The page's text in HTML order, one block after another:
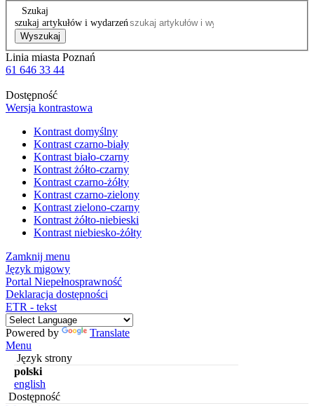
Szukaj
szukaj artykułów i wydarzeń
Wyszukaj
Linia miasta Poznań
61 646 33 44
Dostępność
Wersja kontrastowa
Kontrast domyślny
Kontrast czarno-biały
Kontrast biało-czarny
Kontrast żółto-czarny
Kontrast czarno-żółty
Kontrast czarno-zielony
Kontrast zielono-czarny
Kontrast żółto-niebieski
Kontrast niebiesko-żółty
Zamknij menu
Język migowy
Portal Niepełnosprawność
Deklaracja dostępności
ETR - tekst
Powered by
Translate
Menu
Język strony
polski
english
Dostępność